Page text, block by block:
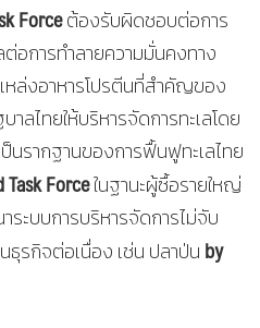
Forceต้องรับผิดชอบต่อการ
อการทำลายความมั่นคงทาง
หล่งอาหารโปรตีนที่สำคัญของ
ลไทยให้บริหารจัดการทะเลโดย
นรากฐานของการฟื้นฟูทะเลไทย
Task Forceในฐานะผู้ซื้อรายใหญ่
ะบบการบริหารจัดการไม่จับ
รกิจต่อเนื่อง เช่น ปลาป่น by